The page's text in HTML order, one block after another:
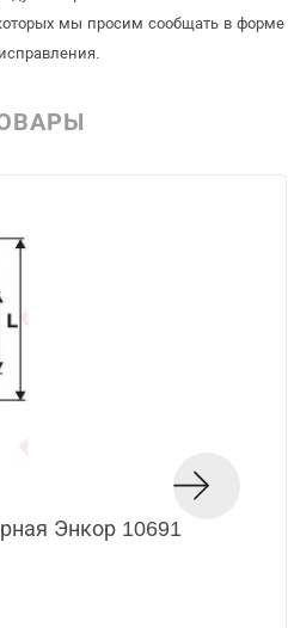
мы просим сообщать в форме
Энкор 10691